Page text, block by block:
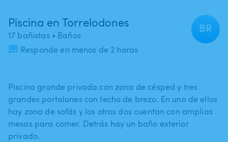
Piscina en Torrelodones
17 bañistas • Baños
Responde en menos de 2 horas
BR
Piscina grande privada con zona de césped y tres
grandes portalones con techo de brezo. En uno de ellos
hay zona de sofás y los otros dos cuentan con amplias
mesas para comer. Detrás hay un baño exterior
privado.